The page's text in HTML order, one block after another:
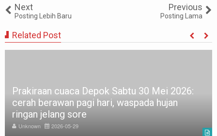
Next
Posting Lebih Baru
Previous
Posting Lama
Related Post
Prakiraan cuaca Depok Sabtu 30 Mei 2026:
cerah berawan pagi hari, waspada hujan
ringan jelang sore
Unknown 2026-05-29